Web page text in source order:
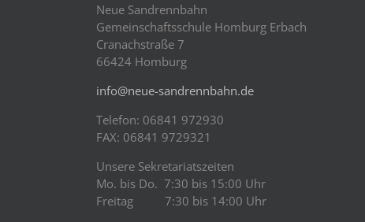
Neue Sandrennbahn
Gemeinschaftsschule Homburg Erbach
Cranachstraße 7
66424 Homburg
info@neue-sandrennbahn.de
Telefon: 06841 972930
FAX: 06841 9729321
Unsere Sekretariatszeiten
Mo. bis Do. 7:30 bis 15:00 Uhr
Freitag 7:30 bis 14:00 Uhr